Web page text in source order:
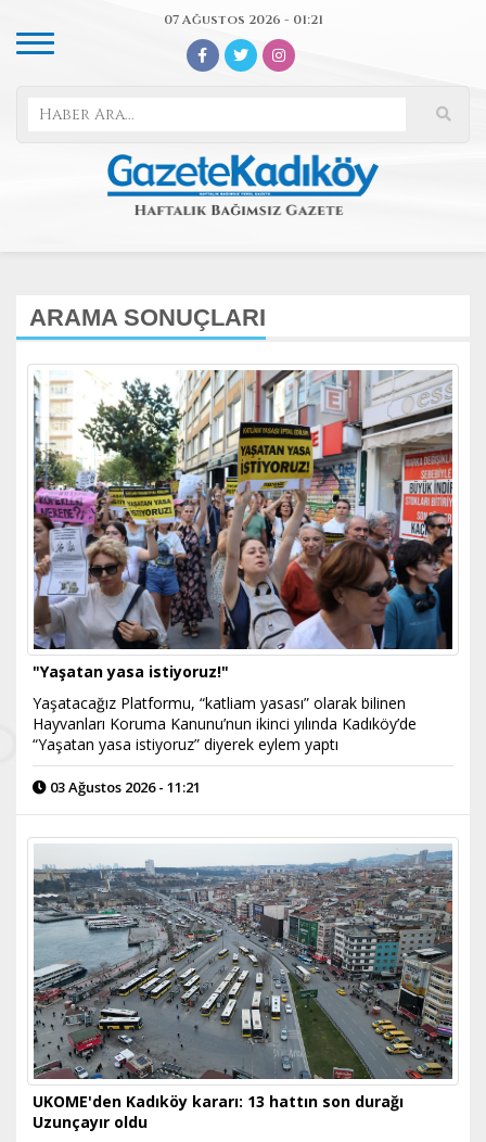
07 Ağustos 2026 - 01:21
ARAMA SONUÇLARI
"Yaşatan yasa istiyoruz!"
Yaşatacağız Platformu, “katliam yasası” olarak bilinen
Hayvanları Koruma Kanunu’nun ikinci yılında Kadıköy’de
“Yaşatan yasa istiyoruz” diyerek eylem yaptı
03 Ağustos 2026 - 11:21
UKOME'den Kadıköy kararı: 13 hattın son durağı
Uzunçayır oldu